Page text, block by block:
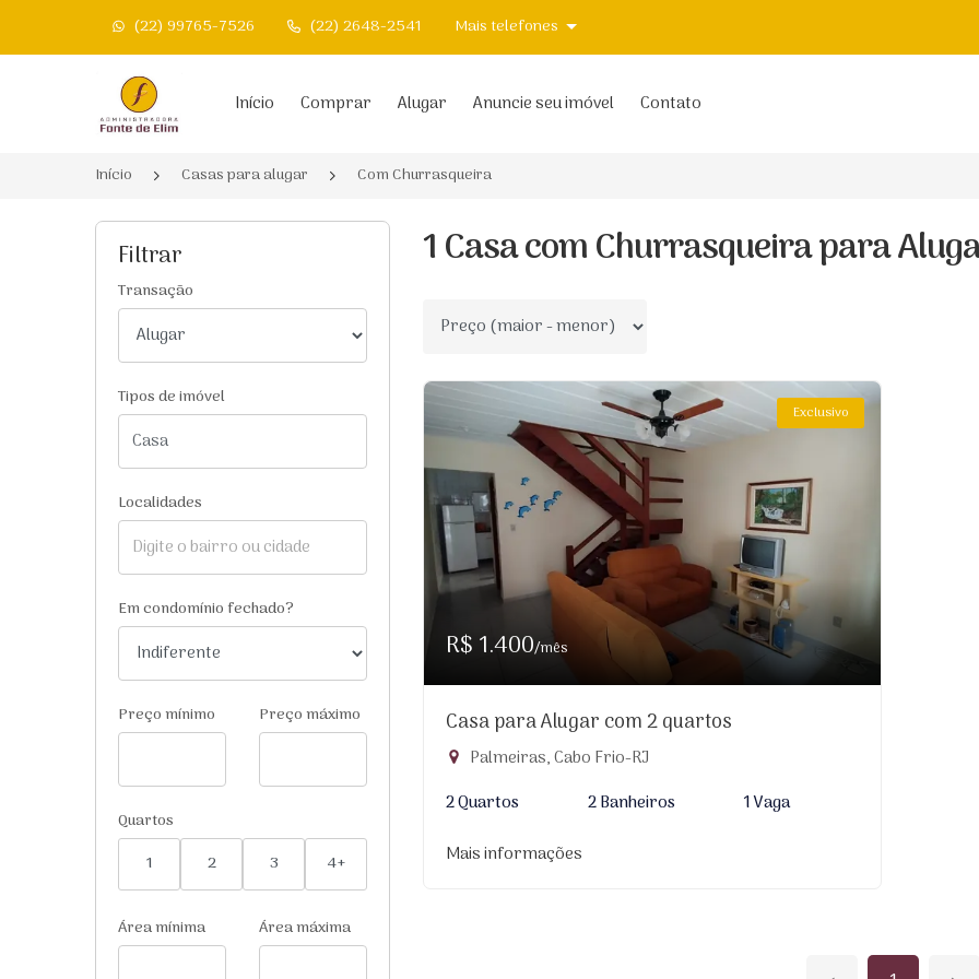
(22) 99765-7526 (22) 2648-2541 Mais telefones
Página inicial Início Comprar Alugar Anuncie seu imóvel Contato
Início Casas para alugar Com Churrasqueira
Filtrar
Transação
Tipos de imóvel
Localidades
Em condomínio fechado?
Preço mínimo Preço máximo
Quartos
1
2 3 4+
Área mínima Área máxima
1 Casa com Churrasqueira para
Ordenar por
Exclusivo
R$ 1.400/mês
Casa para Alugar com 2 quartos
Palmeiras, Cabo Frio-RJ
2 Quartos
2 Banheiros
1 Vaga
Mais informações